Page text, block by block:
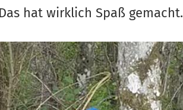
hat wirklich Spaß gemacht.